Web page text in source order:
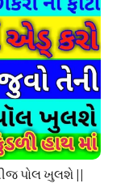
પોલ ખુલશે ||